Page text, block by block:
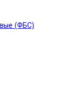
(ФБС)